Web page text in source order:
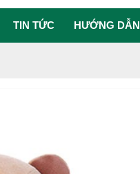
TIN TỨC HƯỚNG DẪN